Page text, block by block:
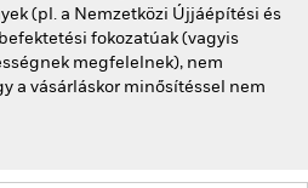
(pl. a Nemzetközi Újjáépítési és
fokozatúak (vagyis
megfelelnek), nem
a vásárláskor minősítéssel nem